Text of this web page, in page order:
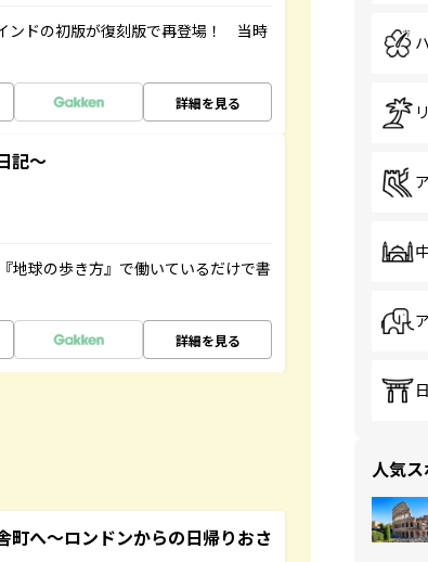
ンドの初版が復刻版で再登場！ 当時
詳細を見る
記～
地球の歩き方』で働いているだけで書
詳細を見る
町へ～ロンドンからの日帰りおさ
人気ス